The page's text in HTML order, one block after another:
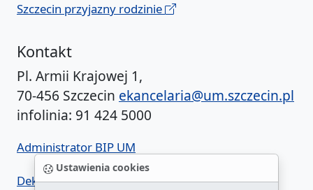
Ustawienia cookies
Szczecin przyjazny rodzinie
Kontakt
Pl. Armii Krajowej 1,
70-456 Szczecin ekancelaria@um.szczecin.pl
infolinia: 91 424 5000
Administrator BIP UM
Deklaracja dostępności